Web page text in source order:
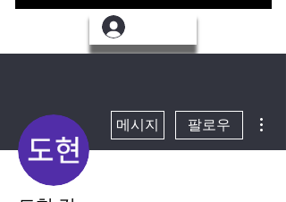
메시지 팔로우